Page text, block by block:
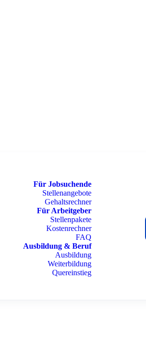
Für Jobsuchende
Stellenangebote
Gehaltsrechner
Für Arbeitgeber
Stellenpakete
Kostenrechner
FAQ
Ausbildung & Beruf
Ausbildung
Weiterbildung
Quereinstieg